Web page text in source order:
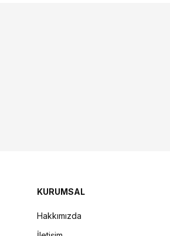
KURUMSAL
Hakkımızda